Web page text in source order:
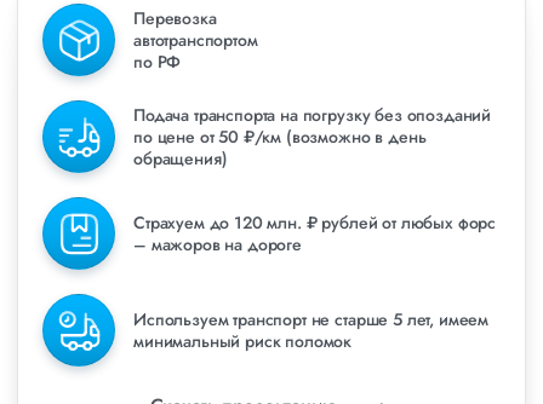
Перевозка
автотранспортом
по РФ
Подача транспорта на погрузку без опозданий
по цене от 50 ₽/км (возможно в день
обращения)
Страхуем до 120 млн. ₽ рублей от любых форс
– мажоров на дороге
Используем транспорт не старше 5 лет, имеем
минимальный риск поломок